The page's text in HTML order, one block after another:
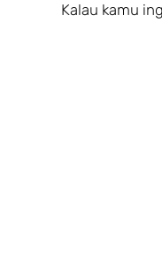
Kalau kamu